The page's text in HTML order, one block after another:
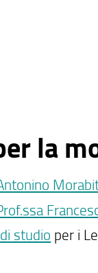
la
studio per i